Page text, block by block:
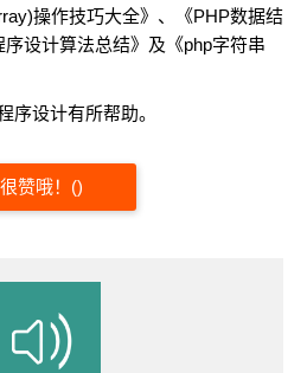
操作技巧大全》、《PHP数据结
序设计算法总结》及《php字符串
序设计有所帮助。
很赞哦！ ()